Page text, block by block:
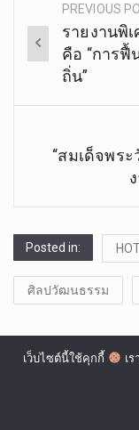
Post
navigation
PREVIOUS
รายงานพิ
คือ “การ
ถิ่น”
“สมเด็จพร
Posted in:
ศิลปวัฒนธรรม
เว็บไซต์นี้ใช้คุกกี้
เ